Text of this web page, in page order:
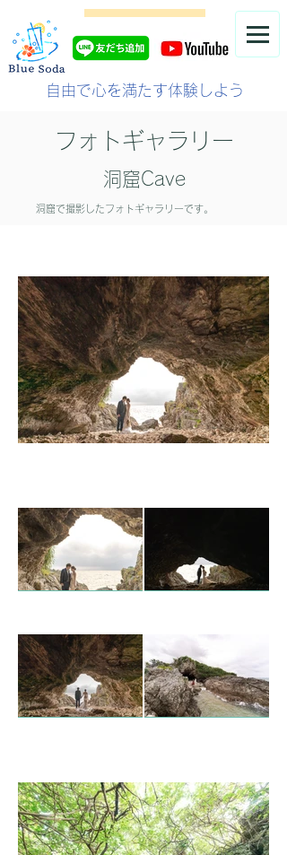
自由で心を満たす体験しよう
フォトギャラリー
洞窟Cave
洞窟で撮影したフォトギャラリーです。